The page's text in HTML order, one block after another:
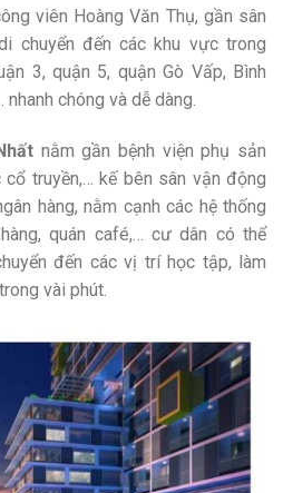
viên Hoàng Văn Thụ, gần sân
chuyển đến các khu vực trong
3, quận 5, quận Gò Vấp, Bình
chóng và dễ dàng.
nằm gần bệnh viện phụ sản
cổ truyền,… kế bên sân vận động
hàng, nằm cạnh các hệ thống
quán café,… cư dân có thể
đến các vị trí học tập, làm
vài phút.